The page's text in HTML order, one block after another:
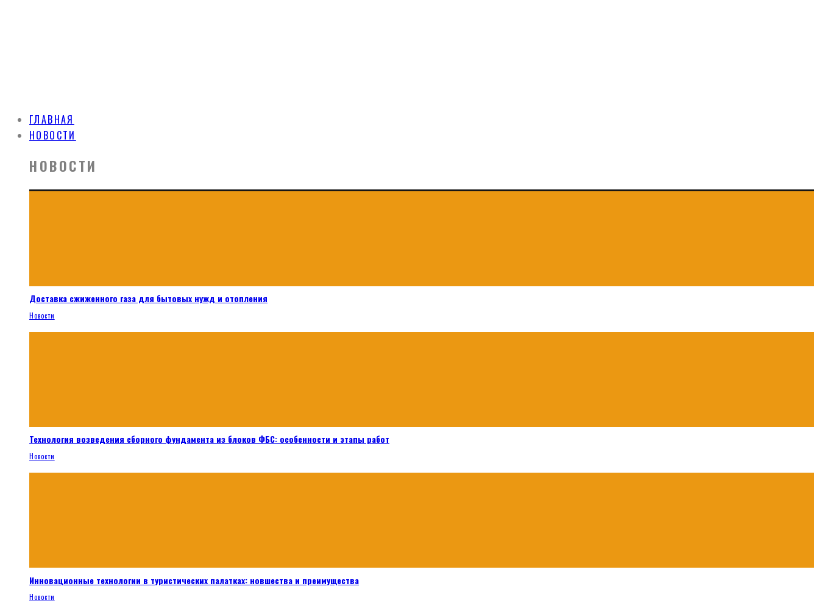
ГЛАВНАЯ
НОВОСТИ
НОВОСТИ
Доставка сжиженного газа для бытовых нужд и отопления
Новости
Технология возведения сборного фундамента из блоков ФБС: особенности и этапы работ
Новости
Инновационные технологии в туристических палатках: новшества и преимущества
Новости